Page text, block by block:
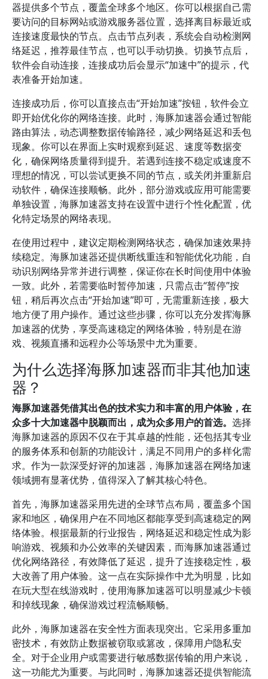
器提供多个节点，覆盖全球多个地区。你可以根据自己需
要访问的目标网站或游戏服务器位置，选择离目标最近或
连接速度最快的节点。点击节点列表，系统会自动检测网
络延迟，推荐最佳节点，也可以手动切换。切换节点后，
软件会自动连接，连接成功后会显示“加速中”的提示，代
表准备开始加速。
连接成功后，你可以直接点击“开始加速”按钮，软件会立
即开始优化你的网络连接。此时，海豚加速器会通过智能
路由算法，动态调整数据传输路径，减少网络延迟和丢包
现象。你可以在界面上实时观察到延迟、速度等数据变
化，确保网络质量得到提升。若遇到连接不稳定或速度不
理想的情况，可以尝试更换不同的节点，或关闭并重新启
动软件，确保连接顺畅。此外，部分游戏或应用可能需要
单独设置，海豚加速器支持在设置中进行个性化配置，优
化特定场景的网络表现。
在使用过程中，建议定期检测网络状态，确保加速效果持
续稳定。海豚加速器还提供断线重连和智能优化功能，自
动识别网络异常并进行调整，保证你在长时间使用中体验
一致。此外，若需要临时暂停加速，只需点击“暂停”按
钮，稍后再次点击“开始加速”即可，无需重新连接，极大
地方便了用户操作。通过这些步骤，你可以充分发挥海豚
加速器的优势，享受高速稳定的网络体验，特别是在游
戏、视频直播和远程办公等场景中尤为重要。
为什么选择海豚加速器而非其他加速
器？
海豚加速器凭借其出色的技术实力和丰富的用户体验，在
众多十大加速器中脱颖而出，成为众多用户的首选。 选择
海豚加速器的原因不仅在于其卓越的性能，还包括其专业
的服务体系和创新的功能设计，满足不同用户的多样化需
求。作为一款深受好评的加速器，海豚加速器在网络加速
领域拥有显著优势，值得深入了解其核心特色。
首先，海豚加速器采用先进的全球节点布局，覆盖多个国
家和地区，确保用户在不同地区都能享受到高速稳定的网
络体验。根据最新的行业报告，网络延迟和稳定性成为影
响游戏、视频和办公效率的关键因素，而海豚加速器通过
优化网络路径，有效降低了延迟，提升了连接稳定性，极
大改善了用户体验。这一点在实际操作中尤为明显，比如
在玩大型在线游戏时，使用海豚加速器可以明显减少卡顿
和掉线现象，确保游戏过程流畅顺畅。
此外，海豚加速器在安全性方面表现突出。它采用多重加
密技术，有效防止数据被窃取或篡改，保障用户隐私安
全。对于企业用户或需要进行敏感数据传输的用户来说，
这一功能尤为重要。与此同时，海豚加速器还提供智能流